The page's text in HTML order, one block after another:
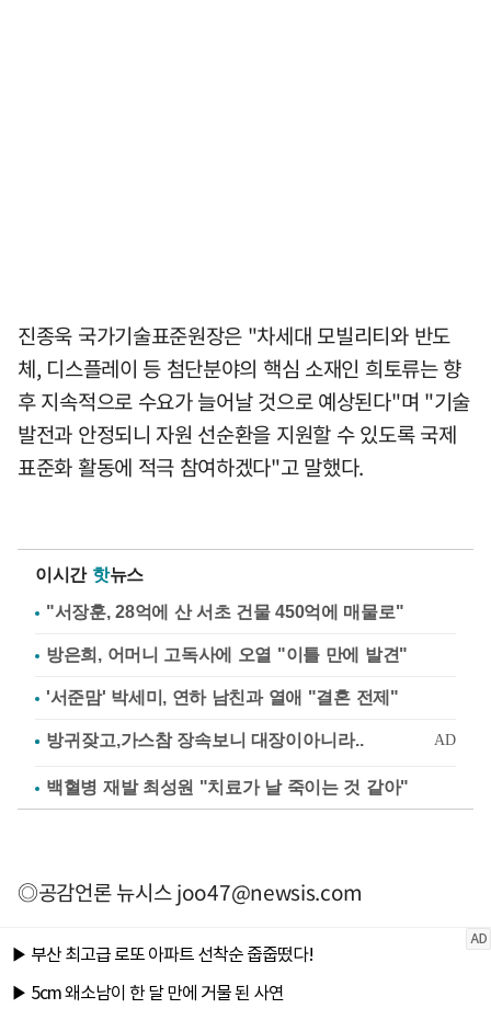
진종욱 국가기술표준원장은 "차세대 모빌리티와 반도
체, 디스플레이 등 첨단분야의 핵심 소재인 희토류는 향
후 지속적으로 수요가 늘어날 것으로 예상된다"며 "기술
발전과 안정되니 자원 선순환을 지원할 수 있도록 국제
표준화 활동에 적극 참여하겠다"고 말했다.
이시간 핫뉴스
"서장훈, 28억에 산 서초 건물 450억에 매물로"
방은희, 어머니 고독사에 오열 "이틀 만에 발견"
'서준맘' 박세미, 연하 남친과 열애 "결혼 전제"
백혈병 재발 최성원 "치료가 날 죽이는 것 같아"
◎공감언론 뉴시스joo47@newsis.com